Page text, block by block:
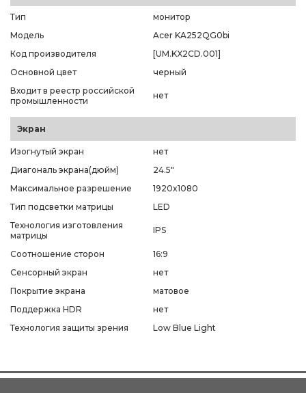
Тип
монитор
Модель
Acer KA252QG0bi
Код производителя
[UM.KX2CD.001]
Основной цвет
черный
Входит в реестр российской
промышленности
нет
Экран
Изогнутый экран
нет
Диагональ экрана(дюйм)
24.5"
Максимальное разрешение
1920x1080
Тип подсветки матрицы
LED
Технология изготовления
матрицы
IPS
Соотношение сторон
16:9
Сенсорный экран
нет
Покрытие экрана
матовое
Поддержка HDR
нет
Технология защиты зрения
Low Blue Light